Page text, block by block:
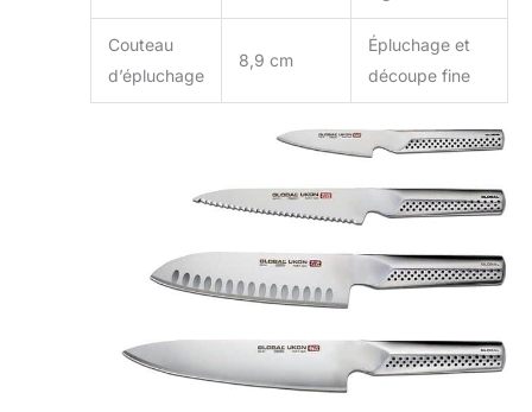
Couteau
d’épluchage
8,9 cm
Épluchage et
découpe fine